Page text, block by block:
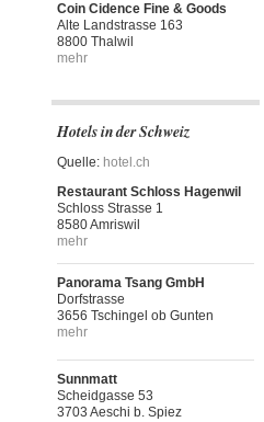
Coin Cidence Fine & Goods
Alte Landstrasse 163
8800 Thalwil
mehr
Hotels in der Schweiz
Quelle: hotel.ch
Restaurant Schloss Hagenwil
Schloss Strasse 1
8580 Amriswil
mehr
Panorama Tsang GmbH
Dorfstrasse
3656 Tschingel ob Gunten
mehr
Sunnmatt
Scheidgasse 53
3703 Aeschi b. Spiez